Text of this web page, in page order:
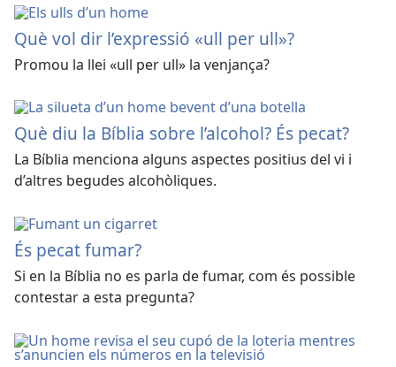
Què vol dir l’expressió «ull per ull»?
Promou la llei «ull per ull» la venjança?
Què diu la Bíblia sobre l’alcohol? És pecat?
La Bíblia menciona alguns aspectes positius del vi i
d’altres begudes alcohòliques.
És pecat fumar?
Si en la Bíblia no es parla de fumar, com és possible
contestar a esta pregunta?